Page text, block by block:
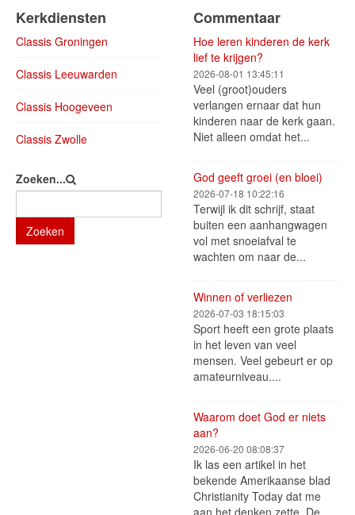
Kerkdiensten
Classis Groningen
Classis Leeuwarden
Classis Hoogeveen
Classis Zwolle
Zoeken...
Zoeken
Commentaar
Hoe leren kinderen de kerk
lief te krijgen?
2026-08-01 13:45:11
Veel (groot)ouders
verlangen ernaar dat hun
kinderen naar de kerk gaan.
Niet alleen omdat het...
God geeft groei (en bloei)
2026-07-18 10:22:16
Terwijl ik dit schrijf, staat
buiten een aanhangwagen
vol met snoeiafval te
wachten om naar de...
Winnen of verliezen
2026-07-03 18:15:03
Sport heeft een grote plaats
in het leven van veel
mensen. Veel gebeurt er op
amateurniveau....
Waarom doet God er niets
aan?
2026-06-20 08:08:37
Ik las een artikel in het
bekende Amerikaanse blad
Christianity Today dat me
aan het denken zette. De...